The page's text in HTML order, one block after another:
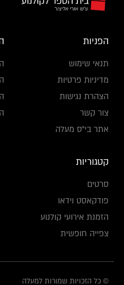
הפניות
תנאי שימוש
מדיניות פרטיות
הצהרת נגישות
צור קשר
אתר בי"ס מעלה
קטגוריות
סרטים
פודקאסט וידאו
הזמנת אירועי קולנוע
צפייה חופשית
© כל הזכויות שמורות למעלה